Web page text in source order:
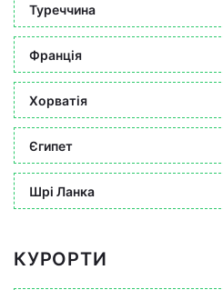
Туреччина
Франція
Хорватія
Єгипет
Шрі Ланка
КУРОРТИ